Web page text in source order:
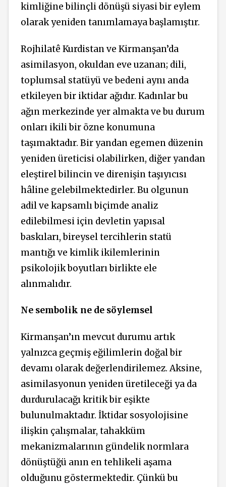
kimliğine bilinçli dönüşü siyasi bir eylem
olarak yeniden tanımlamaya başlamıştır.
Rojhilatê Kurdistan ve Kirmanşan’da
asimilasyon, okuldan eve uzanan; dili,
toplumsal statüyü ve bedeni aynı anda
etkileyen bir iktidar ağıdır. Kadınlar bu
ağın merkezinde yer almakta ve bu durum
onları ikili bir özne konumuna
taşımaktadır. Bir yandan egemen düzenin
yeniden üreticisi olabilirken, diğer yandan
eleştirel bilincin ve direnişin taşıyıcısı
hâline gelebilmektedirler. Bu olgunun
adil ve kapsamlı biçimde analiz
edilebilmesi için devletin yapısal
baskıları, bireysel tercihlerin statü
mantığı ve kimlik ikilemlerinin
psikolojik boyutları birlikte ele
alınmalıdır.
Ne sembolik ne de söylemsel
Kirmanşan’ın mevcut durumu artık
yalnızca geçmiş eğilimlerin doğal bir
devamı olarak değerlendirilemez. Aksine,
asimilasyonun yeniden üretileceği ya da
durdurulacağı kritik bir eşikte
bulunulmaktadır. İktidar sosyolojisine
ilişkin çalışmalar, tahakküm
mekanizmalarının gündelik normlara
dönüştüğü anın en tehlikeli aşama
olduğunu göstermektedir. Çünkü bu